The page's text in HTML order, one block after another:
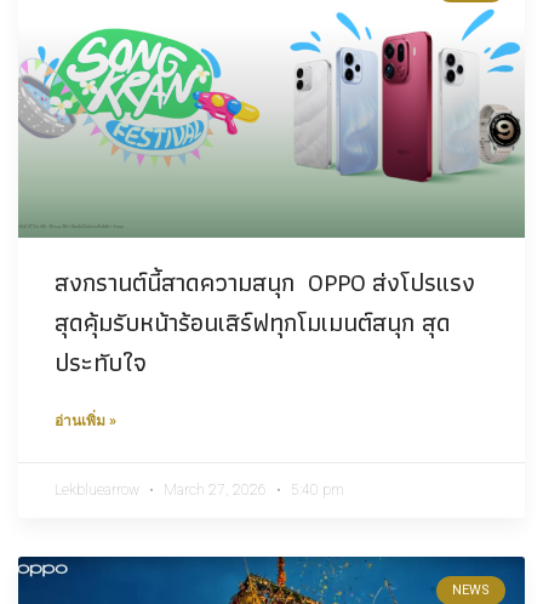
สงกรานต์นี้สาดความสนุก OPPO ส่งโปรแรง
สุดคุ้มรับหน้าร้อนเสิร์ฟทุกโมเมนต์สนุก สุด
ประทับใจ
อ่านเพิ่ม »
Lekbluearrow March 27, 2026 5:40 pm
NEWS